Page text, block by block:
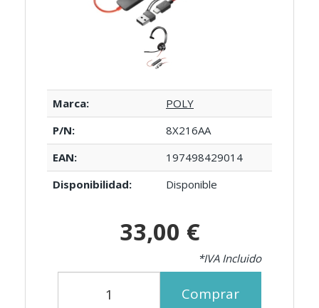
Marca:
POLY
P/N:
8X216AA
EAN:
197498429014
Disponibilidad:
Disponible
33,00 €
*IVA Incluido
Comprar